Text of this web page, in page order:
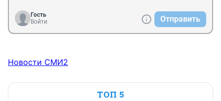
Гость
Войти
Отправить
Новости СМИ2
ТОП 5